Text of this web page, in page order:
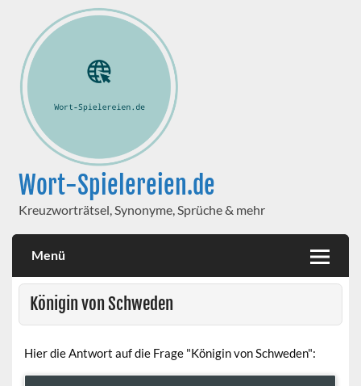
Wort-Spielereien.de
Kreuzworträtsel, Synonyme, Sprüche & mehr
Menü
Königin von Schweden
Hier die Antwort auf die Frage "Königin von Schweden":